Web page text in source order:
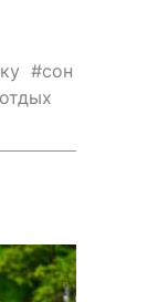
сон
отдых